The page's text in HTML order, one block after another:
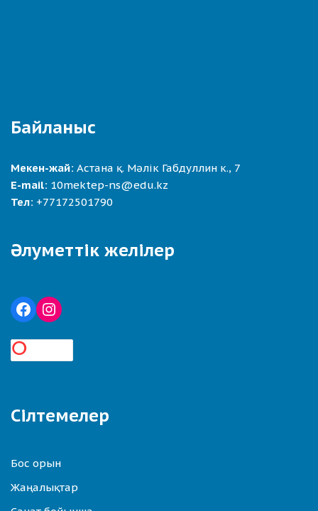
Байланыс
Мекен-жай: Астана қ. Мәлік Габдуллин к., 7
E-mail: 10mektep-ns@edu.kz
Тел: +77172501790
Әлуметтік желілер
Сілтемелер
Бос орын
Жаңалықтар